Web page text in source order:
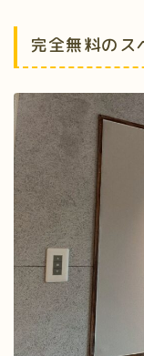
完全無料のス